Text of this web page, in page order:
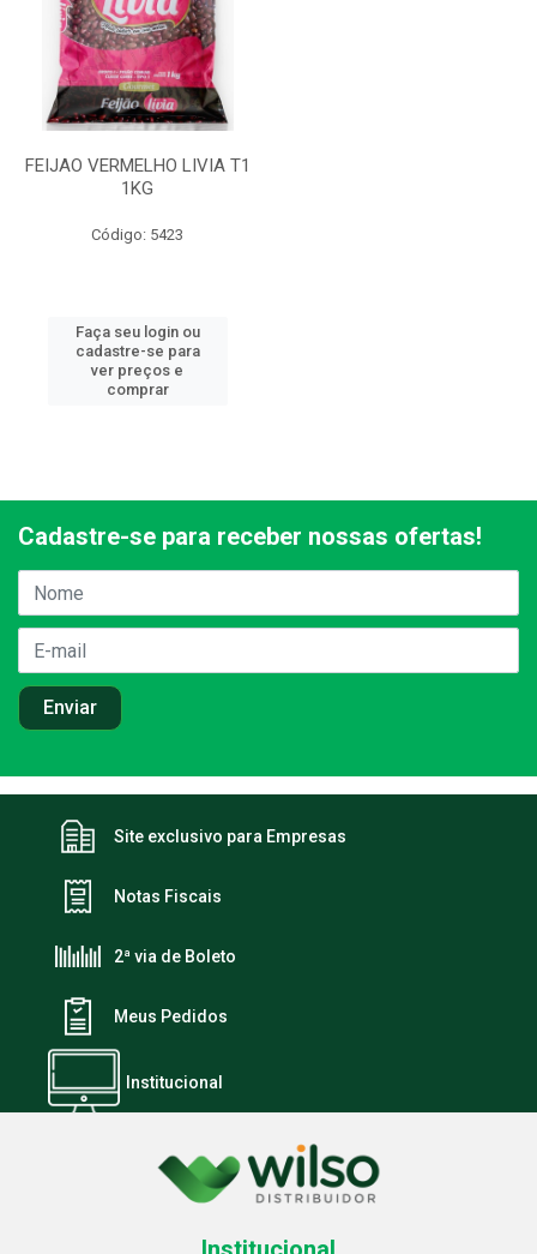
FEIJAO VERMELHO LIVIA T1
1KG
Código: 5423
Faça seu login ou
cadastre-se para
ver preços e
comprar
Cadastre-se para receber nossas ofertas!
Site exclusivo para Empresas
Notas Fiscais
2ª via de Boleto
Meus Pedidos
Institucional